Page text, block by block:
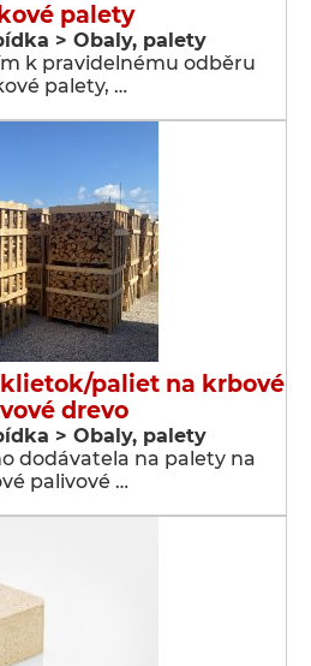
palety
> Obaly, palety
k pravidelnému odběru
palety, …
paliet na krbové
drevo
> Obaly, palety
dodávatela na palety na
palivové …